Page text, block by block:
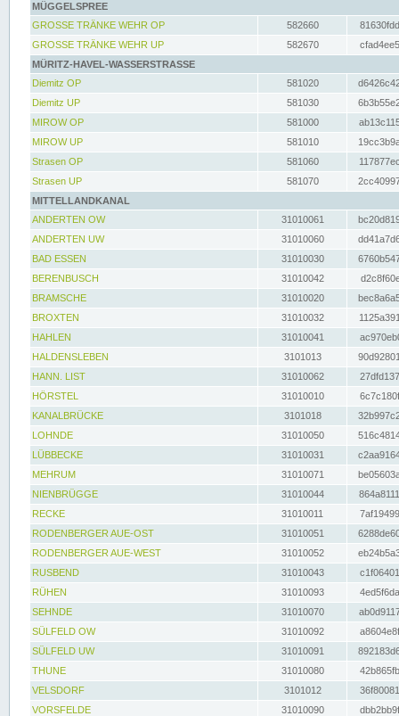
MÜGGELSPREE
GROSSE TRÄNKE WEHR OP
582660
GROSSE TRÄNKE WEHR UP
582670
MÜRITZ-HAVEL-WASSERSTRASSE
Diemitz OP
581020
Diemitz UP
581030
MIROW OP
581000
MIROW UP
581010
Strasen OP
581060
Strasen UP
581070
MITTELLANDKANAL
ANDERTEN OW
31010061
ANDERTEN UW
31010060
BAD ESSEN
31010030
BERENBUSCH
31010042
BRAMSCHE
31010020
BROXTEN
31010032
HAHLEN
31010041
HALDENSLEBEN
3101013
HANN. LIST
31010062
HÖRSTEL
31010010
KANALBRÜCKE
3101018
LOHNDE
31010050
LÜBBECKE
31010031
MEHRUM
31010071
NIENBRÜGGE
31010044
RECKE
31010011
RODENBERGER AUE-OST
31010051
RODENBERGER AUE-WEST
31010052
RUSBEND
31010043
RÜHEN
31010093
SEHNDE
31010070
SÜLFELD OW
31010092
SÜLFELD UW
31010091
THUNE
31010080
VELSDORF
3101012
VORSFELDE
31010090